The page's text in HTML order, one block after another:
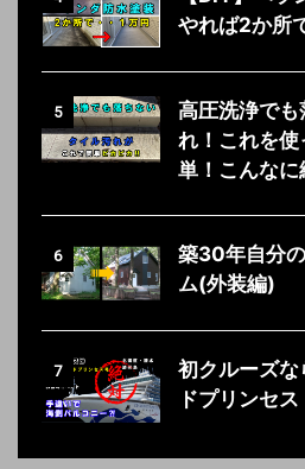
やれば2か所
5
高圧洗浄で
れ！これを
単！こんなに
6
築30年自分
ム(外装編)
7
初クルーズ
ドプリンセス